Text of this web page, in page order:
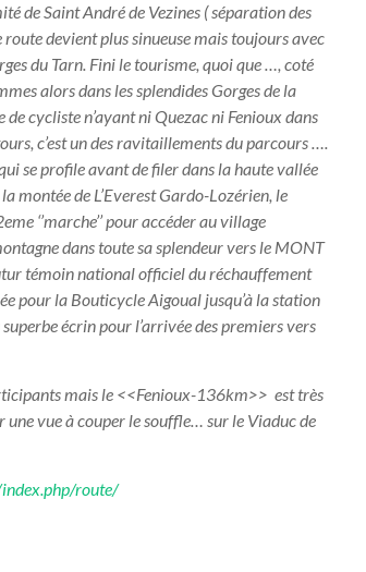
de Saint André de Vezines ( séparation des
devient plus sinueuse mais toujours avec
du Tarn. Fini le tourisme, quoi que …, coté
alors dans les splendides Gorges de la
cycliste n’ayant ni Quezac ni Fenioux dans
c’est un des ravitaillements du parcours ….
se profile avant de filer dans la haute vallée
montée de L’Everest Gardo-Lozérien, le
‘’marche’’ pour accéder au village
dans toute sa splendeur vers le MONT
témoin national officiel du réchauffement
pour la Bouticycle Aigoual jusqu’à la station
écrin pour l’arrivée des premiers vers
mais le <<Fenioux-136km>> est très
une vue à couper le souffle… sur le Viaduc de
route/